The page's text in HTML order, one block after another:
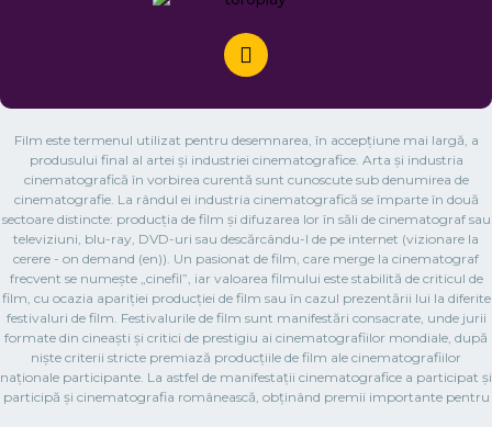
Film este termenul utilizat pentru desemnarea, în accepțiune mai largă, a
produsului final al artei și industriei cinematografice. Arta și industria
cinematografică în vorbirea curentă sunt cunoscute sub denumirea de
cinematografie. La rândul ei industria cinematografică se împarte în două
sectoare distincte: producția de film și difuzarea lor în săli de cinematograf sau
televiziuni, blu-ray, DVD-uri sau descărcându-l de pe internet (vizionare la
cerere - on demand (en)). Un pasionat de film, care merge la cinematograf
frecvent se numește „cinefil”, iar valoarea filmului este stabilită de criticul de
film, cu ocazia apariției producției de film sau în cazul prezentării lui la diferite
festivaluri de film. Festivalurile de film sunt manifestări consacrate, unde jurii
formate din cineaști și critici de prestigiu ai cinematografiilor mondiale, după
niște criterii stricte premiază producțiile de film ale cinematografiilor
naționale participante. La astfel de manifestații cinematografice a participat și
participă și cinematografia românească, obținând premii importante pentru